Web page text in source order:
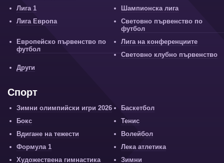
Лига 1
Шампионска лига
Лига Европа
Световно първенство по
футбол
Европейско първенство по
футбол
Лига на конференциите
Световно клубно първенство
Други
Спорт
Зимни олимпийски игри 2026
Баскетбол
Бокс
Тенис
Вдигане на тежести
Волейбол
Формула 1
Лека атлетика
Художествена гимнастика
Зимни